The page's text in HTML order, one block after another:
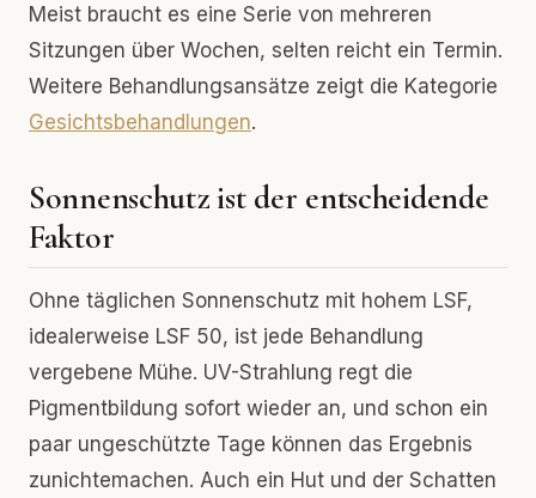
Meist braucht es eine Serie von mehreren
Sitzungen über Wochen, selten reicht ein Termin.
Weitere Behandlungsansätze zeigt die Kategorie
Gesichtsbehandlungen.
Sonnenschutz ist der entscheidende
Faktor
Ohne täglichen Sonnenschutz mit hohem LSF,
idealerweise LSF 50, ist jede Behandlung
vergebene Mühe. UV-Strahlung regt die
Pigmentbildung sofort wieder an, und schon ein
paar ungeschützte Tage können das Ergebnis
zunichtemachen. Auch ein Hut und der Schatten